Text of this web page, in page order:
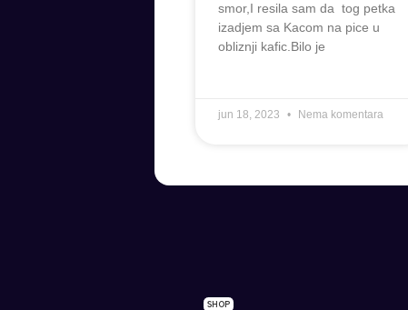
smor,I resila sam da tog petka
izadjem sa Kacom na pice u
obliznji kafic.Bilo je
jun 18, 2023 Nema komentara
SHOP